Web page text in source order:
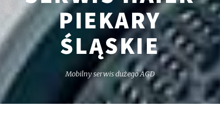
PIEKARY
ŚLĄSKIE
Mobilny serwis dużego AGD